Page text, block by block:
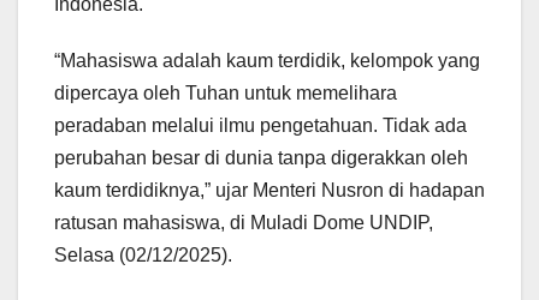
Indonesia.
“Mahasiswa adalah kaum terdidik, kelompok yang
dipercaya oleh Tuhan untuk memelihara
peradaban melalui ilmu pengetahuan. Tidak ada
perubahan besar di dunia tanpa digerakkan oleh
kaum terdidiknya,” ujar Menteri Nusron di hadapan
ratusan mahasiswa, di Muladi Dome UNDIP,
Selasa (02/12/2025).